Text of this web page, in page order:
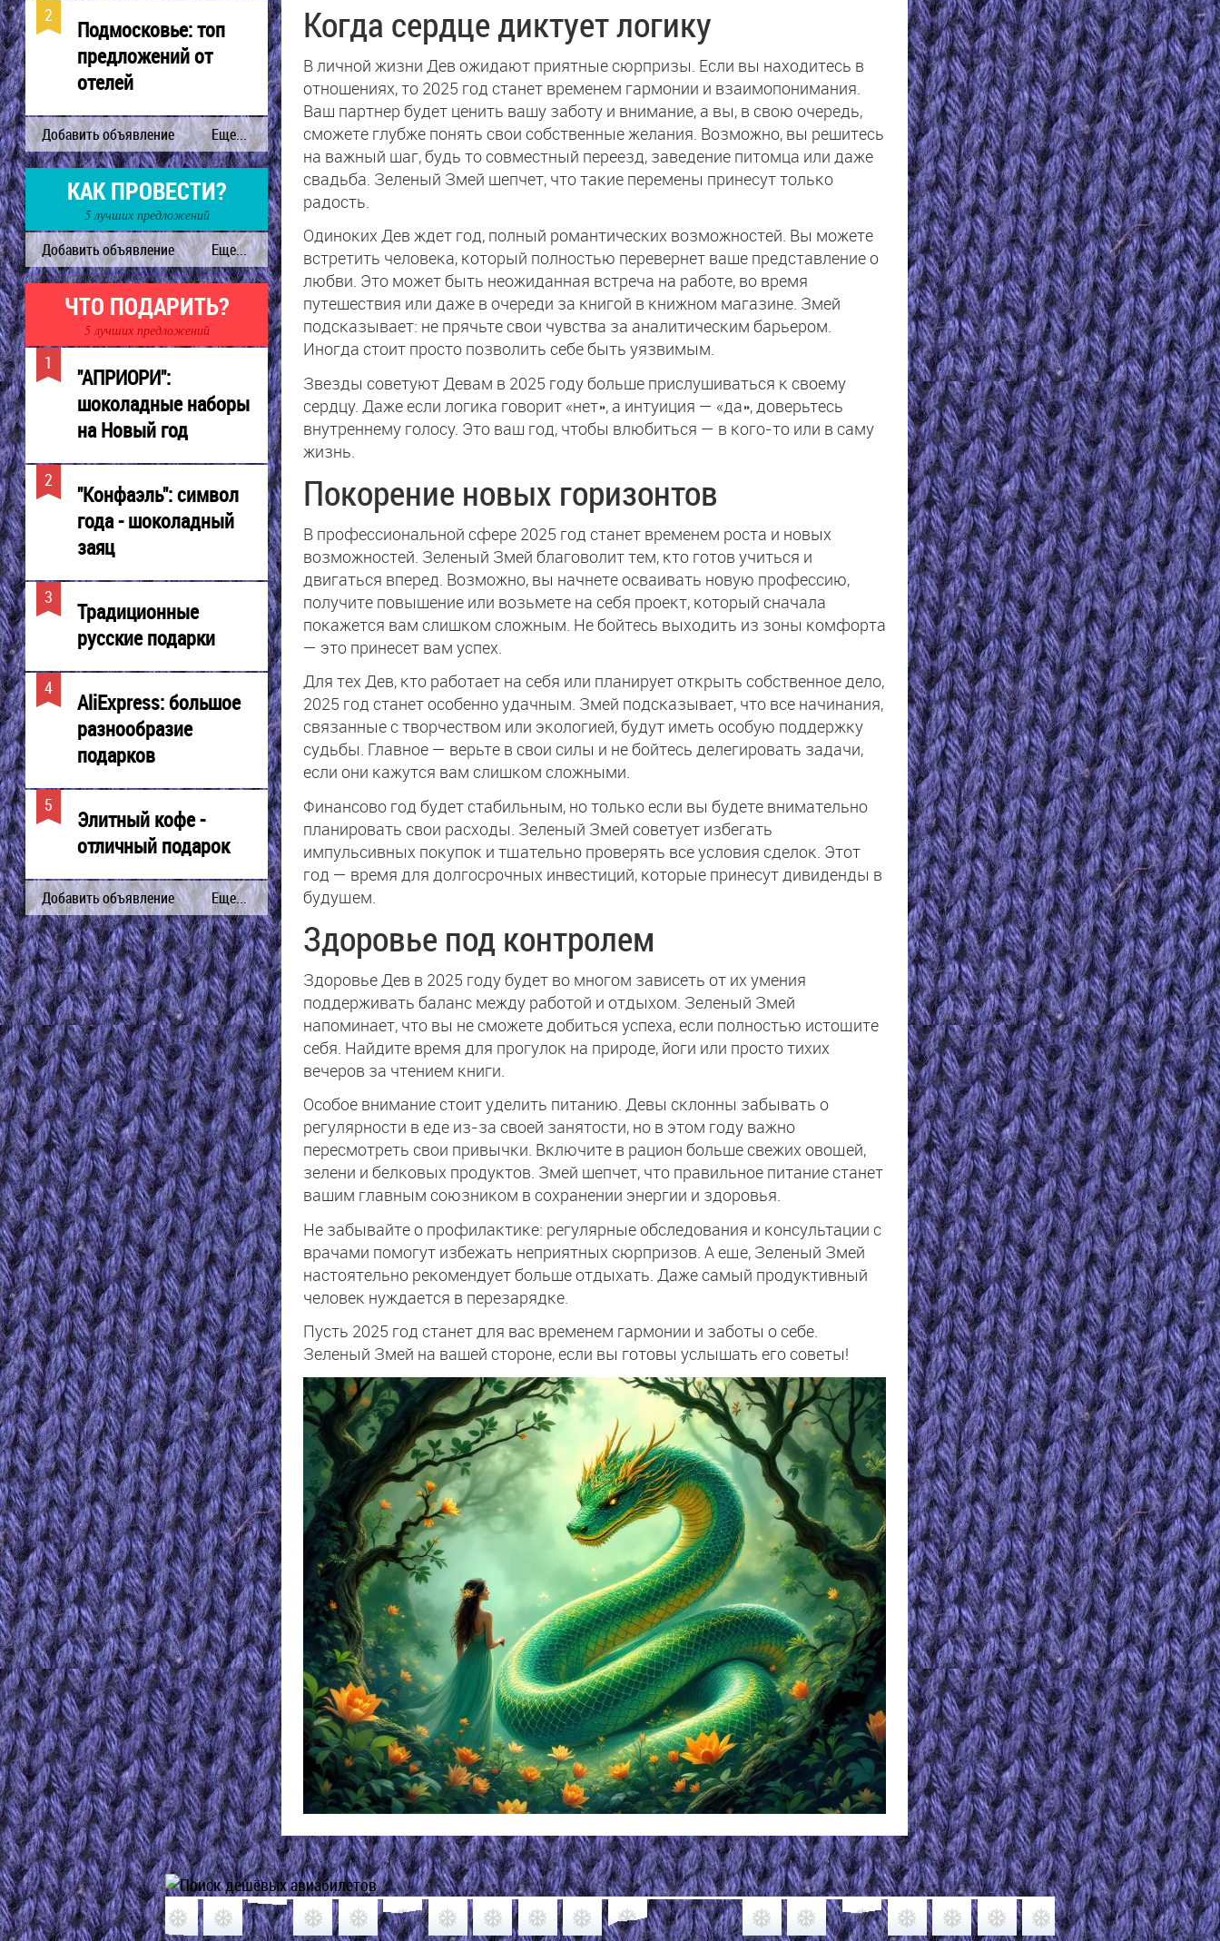
Подмосковье: топ
предложений от
отелей
КАК ПРОВЕСТИ?
5 лучших предложений
ЧТО ПОДАРИТЬ?
5 лучших предложений
"АПРИОРИ":
шоколадные наборы
на Новый год
"Конфаэль": символ
года - шоколадный
заяц
Традиционные
русские подарки
AliExpress: большое
разнообразие
подарков
Элитный кофе -
отличный подарок
Когда сердце диктует логику
В личной жизни Дев ожидают приятные сюрпризы. Если вы находитесь в
отношениях, то 2025 год станет временем гармонии и взаимопонимания.
Ваш партнер будет ценить вашу заботу и внимание, а вы, в свою очередь,
сможете глубже понять свои собственные желания. Возможно, вы решитесь
на важный шаг, будь то совместный переезд, заведение питомца или даже
свадьба. Зеленый Змей шепчет, что такие перемены принесут только
радость.
Одиноких Дев ждет год, полный романтических возможностей. Вы можете
встретить человека, который полностью перевернет ваше представление о
любви. Это может быть неожиданная встреча на работе, во время
путешествия или даже в очереди за книгой в книжном магазине. Змей
подсказывает: не прячьте свои чувства за аналитическим барьером.
Иногда стоит просто позволить себе быть уязвимым.
Звезды советуют Девам в 2025 году больше прислушиваться к своему
сердцу. Даже если логика говорит «нет», а интуиция — «да», доверьтесь
внутреннему голосу. Это ваш год, чтобы влюбиться — в кого-то или в саму
жизнь.
Покорение новых горизонтов
В профессиональной сфере 2025 год станет временем роста и новых
возможностей. Зеленый Змей благоволит тем, кто готов учиться и
двигаться вперед. Возможно, вы начнете осваивать новую профессию,
получите повышение или возьмете на себя проект, который сначала
покажется вам слишком сложным. Не бойтесь выходить из зоны комфорта
— это принесет вам успех.
Для тех Дев, кто работает на себя или планирует открыть собственное дело,
2025 год станет особенно удачным. Змей подсказывает, что все начинания,
связанные с творчеством или экологией, будут иметь особую поддержку
судьбы. Главное — верьте в свои силы и не бойтесь делегировать задачи,
если они кажутся вам слишком сложными.
Финансово год будет стабильным, но только если вы будете внимательно
планировать свои расходы. Зеленый Змей советует избегать
импульсивных покупок и тщательно проверять все условия сделок. Этот
год — время для долгосрочных инвестиций, которые принесут дивиденды в
будущем.
Здоровье под контролем
Здоровье Дев в 2025 году будет во многом зависеть от их умения
поддерживать баланс между работой и отдыхом. Зеленый Змей
напоминает, что вы не сможете добиться успеха, если полностью истощите
себя. Найдите время для прогулок на природе, йоги или просто тихих
вечеров за чтением книги.
Особое внимание стоит уделить питанию. Девы склонны забывать о
регулярности в еде из-за своей занятости, но в этом году важно
пересмотреть свои привычки. Включите в рацион больше свежих овощей,
зелени и белковых продуктов. Змей шепчет, что правильное питание станет
вашим главным союзником в сохранении энергии и здоровья.
Не забывайте о профилактике: регулярные обследования и консультации с
врачами помогут избежать неприятных сюрпризов. А еще, Зеленый Змей
настоятельно рекомендует больше отдыхать. Даже самый продуктивный
человек нуждается в перезарядке.
Пусть 2025 год станет для вас временем гармонии и заботы о себе.
Зеленый Змей на вашей стороне, если вы готовы услышать его советы!